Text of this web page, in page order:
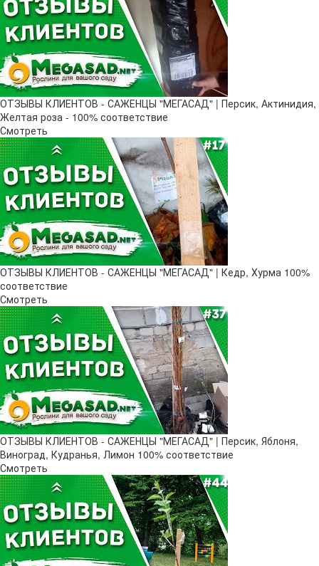
ОТЗЫВЫ КЛИЕНТОВ - САЖЕНЦЫ "МЕГАСАД" | Персик, Актинидия,
Желтая роза - 100% соответствие
Смотреть
ОТЗЫВЫ КЛИЕНТОВ - САЖЕНЦЫ "МЕГАСАД" | Кедр, Хурма 100%
соответствие
Смотреть
ОТЗЫВЫ КЛИЕНТОВ - САЖЕНЦЫ "МЕГАСАД" | Персик, Яблоня,
Виноград, Кудранья, Лимон 100% соответствие
Смотреть